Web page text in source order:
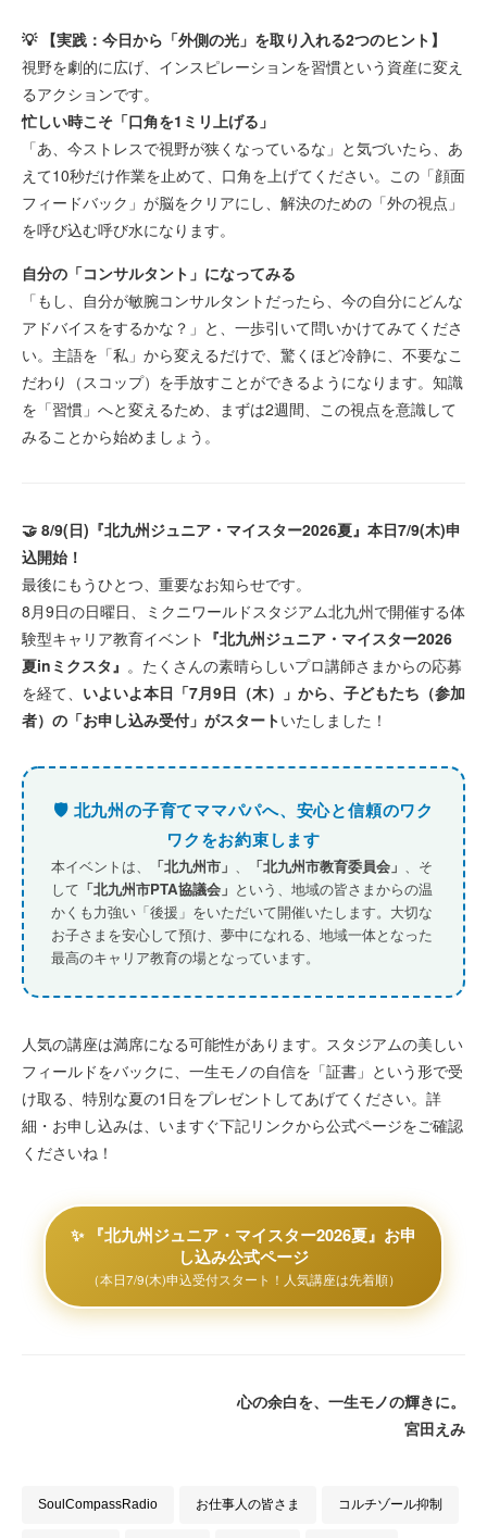
💡 【実践：今日から「外側の光」を取り入れる2つのヒント】
視野を劇的に広げ、インスピレーションを習慣という資産に変え
るアクションです。
忙しい時こそ「口角を1ミリ上げる」
「あ、今ストレスで視野が狭くなっているな」と気づいたら、あ
えて10秒だけ作業を止めて、口角を上げてください。この「顔面
フィードバック」が脳をクリアにし、解決のための「外の視点」
を呼び込む呼び水になります。
自分の「コンサルタント」になってみる
「もし、自分が敏腕コンサルタントだったら、今の自分にどんな
アドバイスをするかな？」と、一歩引いて問いかけてみてくださ
い。主語を「私」から変えるだけで、驚くほど冷静に、不要なこ
だわり（スコップ）を手放すことができるようになります。知識
を「習慣」へと変えるため、まずは2週間、この視点を意識して
みることから始めましょう。
🤝 8/9(日)『北九州ジュニア・マイスター2026夏』本日7/9(木)申
込開始！
最後にもうひとつ、重要なお知らせです。
8月9日の日曜日、ミクニワールドスタジアム北九州で開催する体
験型キャリア教育イベント 『北九州ジュニア・マイスター2026
夏inミクスタ』 。たくさんの素晴らしいプロ講師さまからの応募
を経て、 いよいよ本日「7月9日（木）」から、子どもたち（参加
者）の「お申し込み受付」がスタートいたしました！
🛡️ 北九州の子育てママパパへ、安心と信頼のワク
ワクをお約束します
本イベントは、 「北九州市」 、 「北九州市教育委員会」 、そ
して 「北九州市PTA協議会」 という、地域の皆さまからの温
かくも力強い「後援」をいただいて開催いたします。大切な
お子さまを安心して預け、夢中になれる、地域一体となった
最高のキャリア教育の場となっています。
人気の講座は満席になる可能性があります。スタジアムの美しい
フィールドをバックに、一生モノの自信を「証書」という形で受
け取る、特別な夏の1日をプレゼントしてあげてください。詳
細・お申し込みは、いますぐ下記リンクから公式ページをご確認
くださいね！
✨ 『北九州ジュニア・マイスター2026夏』お申
し込み公式ページ
（本日7/9(木)申込受付スタート！人気講座は先着順）
心の余白を、一生モノの輝きに。
宮田えみ
SoulCompassRadio お仕事人の皆さま コルチゾール抑制
📢 7/12(日)『福岡おもしろお仕事体験』門脇優衣さ
んをゲストに無料招待！
【本編：脳のフリーズを「お顔」でハックする】
のヒント】
🤝 8/9(日)『北九州ジュニア・マイスター2026夏』
本日7/9(木)申込開始！